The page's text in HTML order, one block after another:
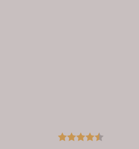
Karakter: